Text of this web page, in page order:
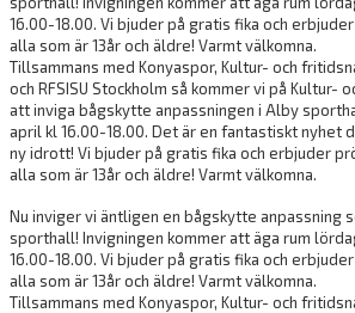
16.00-18.00. Vi bjuder på gratis fika och
alla som är 13år och äldre! Varmt välkomna.
Tillsammans med Konyaspor, Kultur- och
och RFSISU Stockholm så kommer vi på Kultur-
att inviga bågskytte anpassningen i Alby
april kl 16.00-18.00. Det är en fantastiskt nyhet
ny idrott! Vi bjuder på gratis fika och erbjuder
alla som är 13år och äldre! Varmt välkomna.
Nu inviger vi äntligen en bågskytte anpassning
sporthall! Invigningen kommer att äga rum
16.00-18.00. Vi bjuder på gratis fika och
alla som är 13år och äldre! Varmt välkomna.
Tillsammans med Konyaspor, Kultur- och